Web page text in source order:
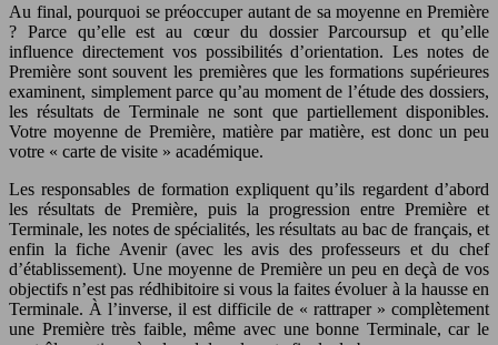
Au final, pourquoi se préoccuper autant de sa moyenne en Première
? Parce qu’elle est au cœur du dossier Parcoursup et qu’elle
influence directement vos possibilités d’orientation. Les notes de
Première sont souvent les premières que les formations supérieures
examinent, simplement parce qu’au moment de l’étude des dossiers,
les résultats de Terminale ne sont que partiellement disponibles.
Votre moyenne de Première, matière par matière, est donc un peu
votre « carte de visite » académique.
Les responsables de formation expliquent qu’ils regardent d’abord
les résultats de Première, puis la progression entre Première et
Terminale, les notes de spécialités, les résultats au bac de français, et
enfin la fiche Avenir (avec les avis des professeurs et du chef
d’établissement). Une moyenne de Première un peu en deçà de vos
objectifs n’est pas rédhibitoire si vous la faites évoluer à la hausse en
Terminale. À l’inverse, il est difficile de « rattraper » complètement
une Première très faible, même avec une bonne Terminale, car le